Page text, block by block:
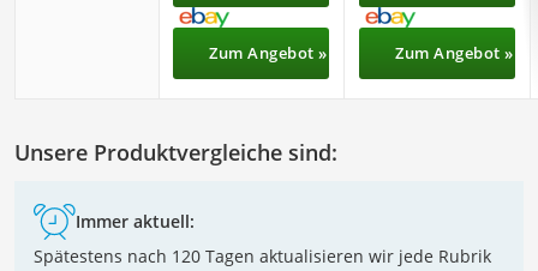
Zum Angebot » Zum Angebot »
Unsere Produktvergleiche sind:
Immer aktuell:
Spätestens nach 120 Tagen aktualisieren wir jede Rubrik